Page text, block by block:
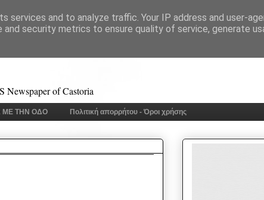
of Castoria
ΜΕ ΤΗΝ ΟΔΟ Πολιτική απορρήτου - Όροι χρήσης
services and to analyze traffic. Your IP address and user-
security metrics to ensure quality of service, generate